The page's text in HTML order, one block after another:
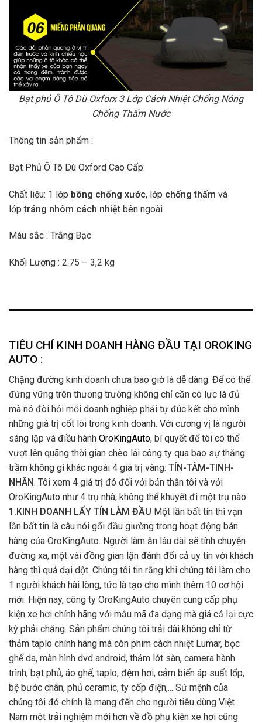
Bạt phủ Ô Tô Dù Oxforx 3 Lớp Cách Nhiệt Chống Nóng
Chống Thấm Nước
Thông tin sản phẩm :
Bạt Phủ Ô Tô Dù Oxford Cao Cấp:
Chất liệu: 1 lớp bông chống xước, lớp chống thấm và
lớptráng nhôm cách nhiệt bên ngoài
Màu sắc : Trắng Bạc
Khối Lượng : 2.75 – 3,2 kg
TIÊU CHÍ KINH DOANH HÀNG ĐẦU TẠI OROKING
AUTO :
Chặng đường kinh doanh chưa bao giờ là dễ dàng. Để có thể
đứng vững trên thương trường không chỉ cần có lực là đủ
mà nó đòi hỏi mỗi doanh nghiệp phải tự đúc kết cho mình
những giá trị cốt lõi trong kinh doanh. Với cương vị là người
sáng lập và điều hành OroKingAuto, bí quyết để tôi có thể
vượt lên quãng thời gian chèo lái công ty qua bao sự thăng
trầm không gì khác ngoài 4 giá trị vàng: TÍN-TÂM-TINH-
NHÂN. Tôi xem 4 giá trị đó đối với bản thân tôi và với
OroKingAuto như 4 trụ nhà, không thể khuyết đi một trụ nào.
1.KINH DOANH LẤY TÍN LÀM ĐẦU Một lần bất tín thì vạn
lần bất tin là câu nói gối đầu giường trong hoạt động bán
hàng của OroKingAuto. Người làm ăn lâu dài sẽ tính chuyện
đường xa, một vài đồng gian lận đánh đổi cả uy tín với khách
hàng thì quá dại dột. Chúng tôi tin rằng khi chúng tôi làm cho
1 người khách hài lòng, tức là tạo cho mình thêm 10 cơ hội
mới. Hiện nay, công ty OroKingAuto chuyên cung cấp phụ
kiện xe hơi chính hãng với mẫu mã đa dạng mà giá cả lại cực
kỳ phải chăng. Sản phẩm chúng tôi trải dài không chỉ từ
thảm taplo chính hãng mà còn phim cách nhiệt Lumar, bọc
ghế da, màn hình dvd android, thảm lót sàn, camera hành
trình, bạt phủ, áo ghế, taplo, đệm hơi, cảm biến áp suất lốp,
bệ bước chân, phủ ceramic, ty cốp điện,... Sứ mệnh của
chúng tôi đó chính là mang đến cho người tiêu dùng Việt
Nam một trải nghiệm mới hơn về đồ phụ kiện xe hơi cũng